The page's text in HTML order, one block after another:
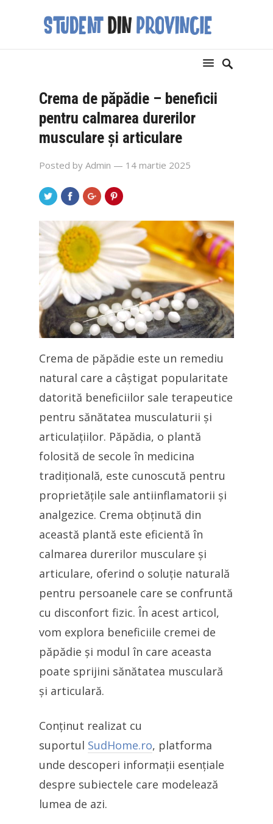
Crema de păpădie – beneficii
pentru calmarea durerilor
musculare și articulare
Posted by Admin — 14 martie 2025
Crema de păpădie este un remediu
natural care a câștigat popularitate
datorită beneficiilor sale terapeutice
pentru sănătatea musculaturii și
articulațiilor. Păpădia, o plantă
folosită de secole în medicina
tradițională, este cunoscută pentru
proprietățile sale antiinflamatorii și
analgezice. Crema obținută din
această plantă este eficientă în
calmarea durerilor musculare și
articulare, oferind o soluție naturală
pentru persoanele care se confruntă
cu disconfort fizic. În acest articol,
vom explora beneficiile cremei de
păpădie și modul în care aceasta
poate sprijini sănătatea musculară
și articulară.
Conținut realizat cu
suportul SudHome.ro, platforma
unde descoperi informații esențiale
despre subiectele care modelează
lumea de azi.